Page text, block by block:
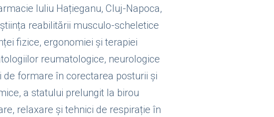
Iuliu Hațieganu, Cluj-Napoca,
reabilitării musculo-scheletice
fizice, ergonomiei și terapiei
reumatologice, neurologice
de formare în corectarea posturii și
a statului prelungit la birou
relaxare și tehnici de respirație în